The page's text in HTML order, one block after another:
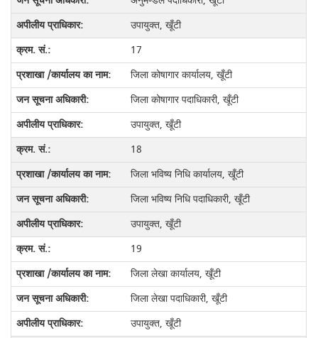
उपायुक्त, खूँटी
17
जिला कोषागार कार्यालय, खूँटी
जिला कोषागार पदाधिकारी, खूँटी
उपायुक्त, खूँटी
18
जिला भविष्य निधि कार्यालय, खूँटी
जिला भविष्य निधि पदाधिकारी, खूँटी
उपायुक्त, खूँटी
19
जिला लेखा कार्यालय, खूँटी
जिला लेखा पदाधिकारी, खूँटी
उपायुक्त, खूँटी